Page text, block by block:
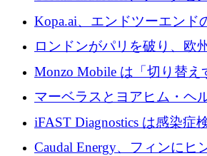
トラクチャ システムの拡張
確保
Kopa.ai、エンドツーエンド
用の AI エージェントを構築
万ユーロを調達
ロンドンがパリを破り、欧
の座を奪還
Monzo Mobile は「切り替え
を与える
マーベラスとヨアヒム・ヘ
の商業化ギャップを埋める
ロのディープテック基金を
iFAST Diagnostics は感染症
菌薬耐性への取り組みに
Caudal Energy、フィンにヒ